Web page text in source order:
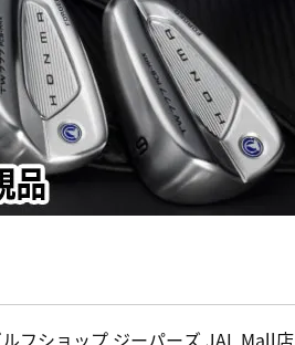
フショップ ジーパーズ JAL Mall店